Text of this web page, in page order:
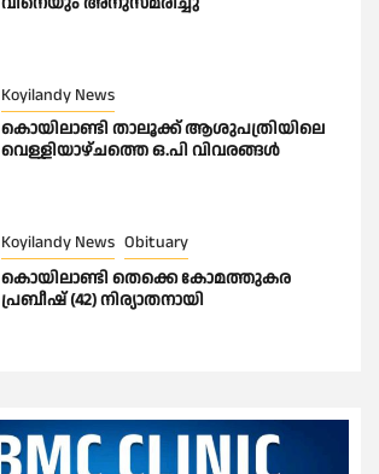
Koyilandy News
കൊയിലാണ്ടി താലൂക്ക് ആശുപത്രിയിലെ
വെള്ളിയാഴ്ചത്തെ ഒ.പി വിവരങ്ങൾ
Koyilandy News Obituary
കൊയിലാണ്ടി തെക്കെ കോമത്തുകര
പ്രബീഷ് (42) നിര്യാതനായി